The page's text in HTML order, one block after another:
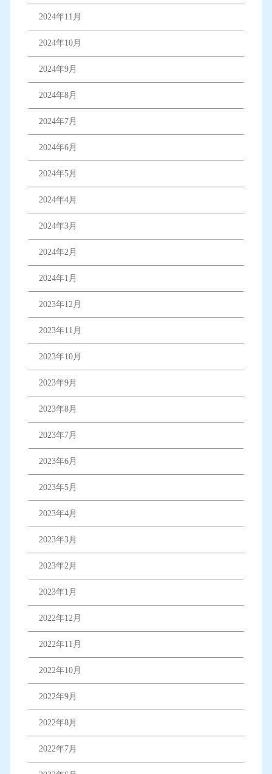
2024年11月
2024年10月
2024年9月
2024年8月
2024年7月
2024年6月
2024年5月
2024年4月
2024年3月
2024年2月
2024年1月
2023年12月
2023年11月
2023年10月
2023年9月
2023年8月
2023年7月
2023年6月
2023年5月
2023年4月
2023年3月
2023年2月
2023年1月
2022年12月
2022年11月
2022年10月
2022年9月
2022年8月
2022年7月